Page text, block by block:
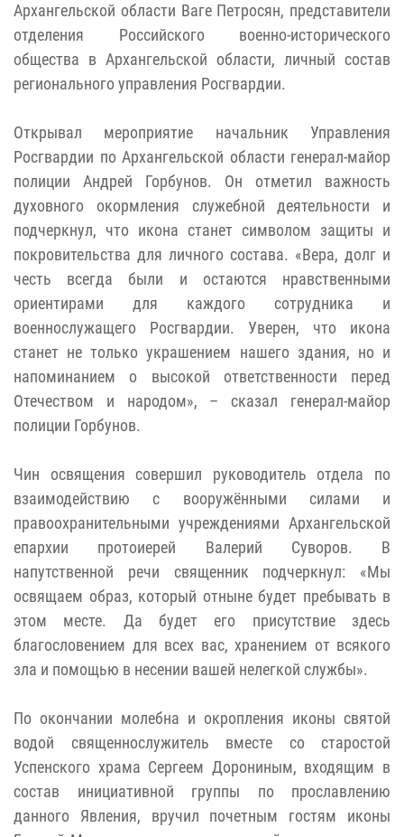
Архангельской области Ваге Петросян, представители
отделения Российского военно-исторического
общества в Архангельской области, личный состав
регионального управления Росгвардии.
Открывал мероприятие начальник Управления
Росгвардии по Архангельской области генерал-майор
полиции Андрей Горбунов. Он отметил важность
духовного окормления служебной деятельности и
подчеркнул, что икона станет символом защиты и
покровительства для личного состава. «Вера, долг и
честь всегда были и остаются нравственными
ориентирами для каждого сотрудника и
военнослужащего Росгвардии. Уверен, что икона
станет не только украшением нашего здания, но и
напоминанием о высокой ответственности перед
Отечеством и народом», – сказал генерал-майор
полиции Горбунов.
Чин освящения совершил руководитель отдела по
взаимодействию с вооружёнными силами и
правоохранительными учреждениями Архангельской
епархии протоиерей Валерий Суворов. В
напутственной речи священник подчеркнул: «Мы
освящаем образ, который отныне будет пребывать в
этом месте. Да будет его присутствие здесь
благословением для всех вас, хранением от всякого
зла и помощью в несении вашей нелегкой службы».
По окончании молебна и окропления иконы святой
водой священнослужитель вместе со старостой
Успенского храма Сергеем Дорониным, входящим в
состав инициативной группы по прославлению
данного Явления, вручил почетным гостям иконы